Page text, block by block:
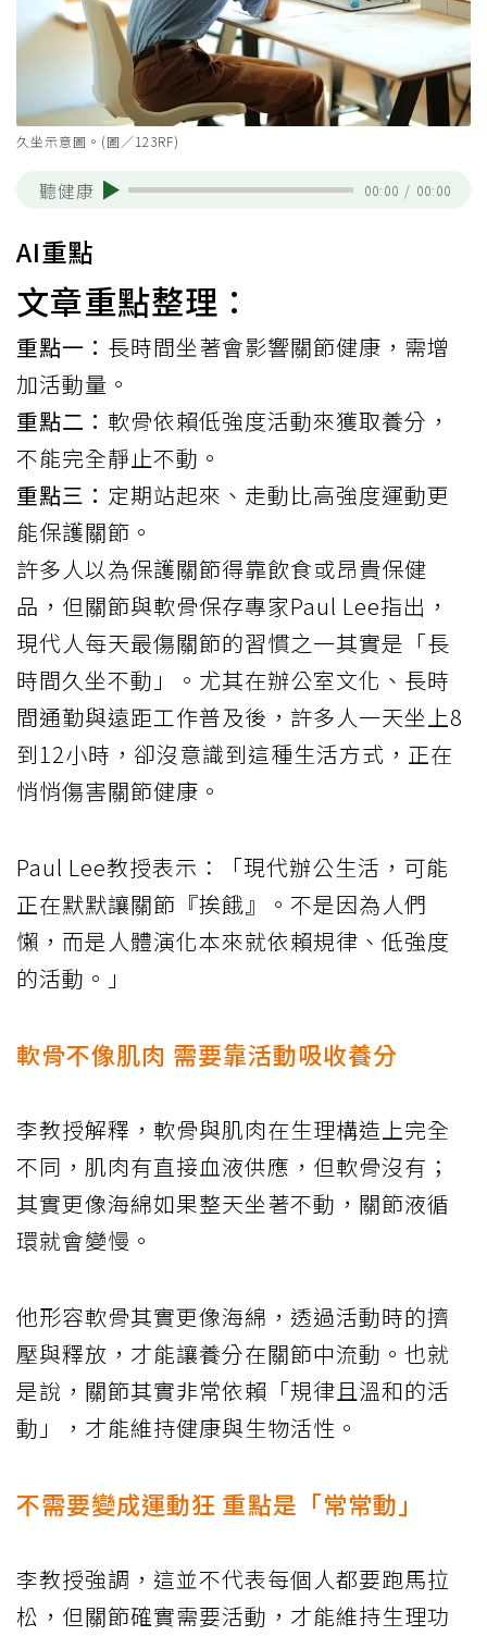
久坐示意圖。(圖／123RF)
聽健康 00:00 / 00:00
AI重點
文章重點整理：
重點一： 長時間坐著會影響關節健康，需增
加活動量。
重點二： 軟骨依賴低強度活動來獲取養分，
不能完全靜止不動。
重點三： 定期站起來、走動比高強度運動更
能保護關節。
許多人以為保護關節得靠飲食或昂貴保健
品，但關節與軟骨保存專家Paul Lee指出 ，
現代人每天最傷關節的習慣之一其實是「長
時間久坐不動」。尤其在辦公室文化、長時
間通勤與遠距工作普及後，許多人一天坐上8
到12小時，卻沒意識到這種生活方式，正在
悄悄傷害關節健康。
Paul Lee教授表示：「現代辦公生活，可能
正在默默讓關節『挨餓』。不是因為人們
懶，而是人體演化本來就依賴規律、低強度
的活動。」
軟骨不像肌肉 需要靠活動吸收養分
李教授解釋，軟骨與肌肉在生理構造上完全
不同，肌肉有直接血液供應，但軟骨沒有；
其實更像海綿如果整天坐著不動，關節液循
環就會變慢。
他形容軟骨其實更像海綿，透過活動時的擠
壓與釋放，才能讓養分在關節中流動。也就
是說，關節其實非常依賴「規律且溫和的活
動」，才能維持健康與生物活性。
不需要變成運動狂 重點是「常常動」
李教授強調，這並不代表每個人都要跑馬拉
松，但關節確實需要活動，才能維持生理功